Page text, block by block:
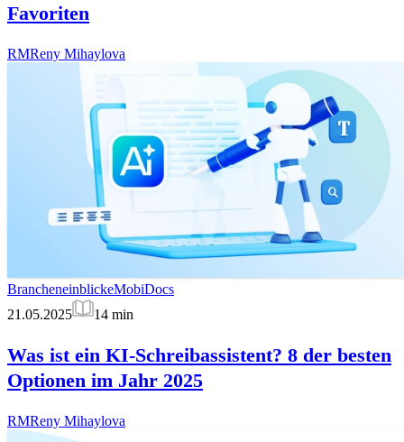
Favoriten
RMReny Mihaylova
BrancheneinblickeMobiDocs
21.05.2025
14 min
Was ist ein KI-Schreibassistent? 8 der besten
Optionen im Jahr 2025
RMReny Mihaylova